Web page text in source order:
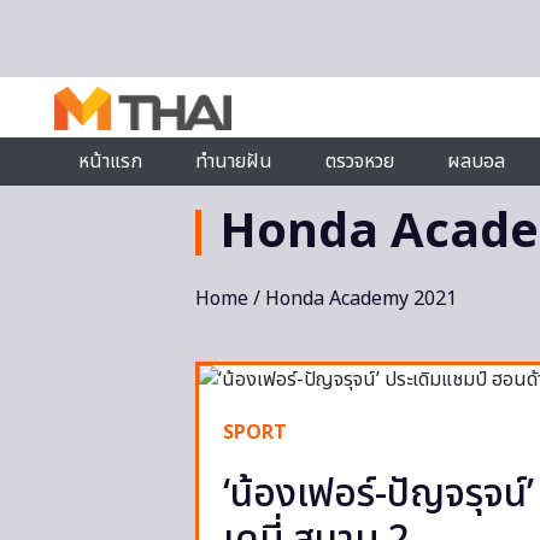
หน้าแรก
ทำนายฝัน ตรวจหวย ผลบอล
Honda
Home/ Honda Academy 2021
SPORT
‘น้องเฟอร์-ปัญจรุจน์